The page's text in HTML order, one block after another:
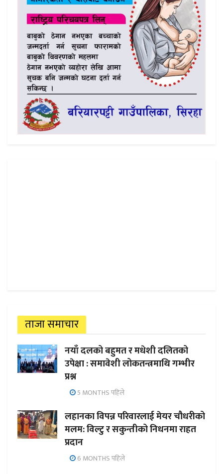
ताजा समाचार
नयाँ दलको बहुमत र मधेशी दलितको
उपेक्षा : समावेशी लोकतन्त्रमाथि गम्भीर
प्रश्न
5 MONTHS पहिले
लहानका विपन्न परिवारलाई मेयर चौधरीको
मलम: विल्टु र सकुन्तीको निधनमा राहत
प्रदान
6 MONTHS पहिले